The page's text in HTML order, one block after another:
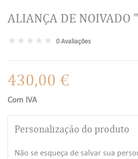
ALIANÇA DE NOIVADO
0 Avaliações
430,00 €
Com IVA
Personalização do produto
Não se esqueça de salvar sua